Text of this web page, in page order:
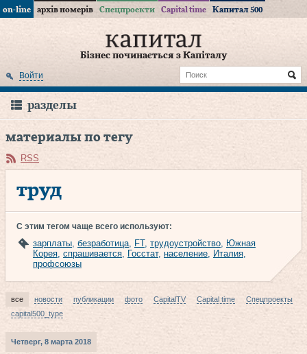
on-line архів номерів Спецпроекти Capital time Капитал 500
Бізнес починається з Капіталу
Войти
разделы
материалы по тегу
RSS
труд
С этим тегом чаще всего используют:
зарплаты, безработица, FT, трудоустройство, Южная
Корея, спрашивается, Госстат, население, Италия,
профсоюзы
все новости публикации фото CapitalTV Capital time
Спецпроекты
capital500_type
Четверг, 8 марта 2018